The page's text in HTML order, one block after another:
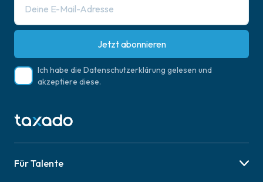
Jetzt abonnieren
Ich habe die Datenschutzerklärung gelesen und
akzeptiere diese.
Für Talente